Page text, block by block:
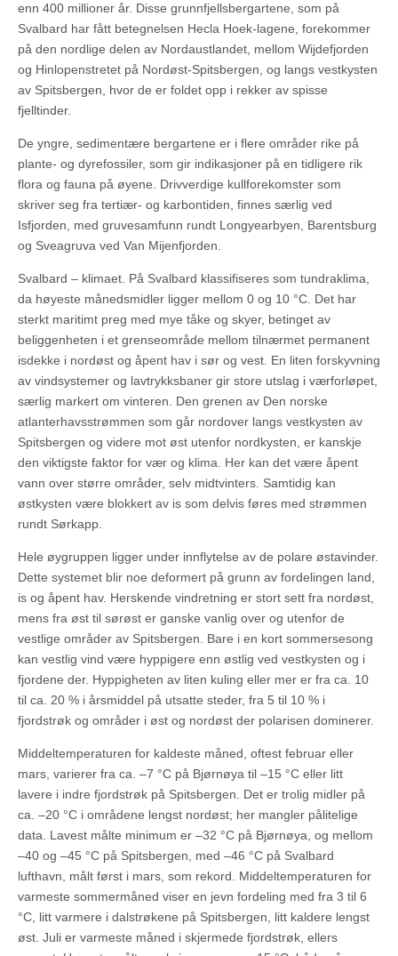
enn 400 millioner år. Disse grunnfjellsbergartene, som på
Svalbard har fått betegnelsen Hecla Hoek-lagene, forekommer
på den nordlige delen av Nordaustlandet, mellom Wijdefjorden
og Hinlopenstretet på Nordøst-Spitsbergen, og langs vestkysten
av Spitsbergen, hvor de er foldet opp i rekker av spisse
fjelltinder.
De yngre, sedimentære bergartene er i flere områder rike på
plante- og dyrefossiler, som gir indikasjoner på en tidligere rik
flora og fauna på øyene. Drivverdige kullforekomster som
skriver seg fra tertiær- og karbontiden, finnes særlig ved
Isfjorden, med gruvesamfunn rundt Longyearbyen, Barentsburg
og Sveagruva ved Van Mijenfjorden.
Svalbard – klimaet. På Svalbard klassifiseres som tundraklima,
da høyeste månedsmidler ligger mellom 0 og 10 °C. Det har
sterkt maritimt preg med mye tåke og skyer, betinget av
beliggenheten i et grenseområde mellom tilnærmet permanent
isdekke i nordøst og åpent hav i sør og vest. En liten forskyvning
av vindsystemer og lavtrykksbaner gir store utslag i værforløpet,
særlig markert om vinteren. Den grenen av Den norske
atlanterhavsstrømmen som går nordover langs vestkysten av
Spitsbergen og videre mot øst utenfor nordkysten, er kanskje
den viktigste faktor for vær og klima. Her kan det være åpent
vann over større områder, selv midtvinters. Samtidig kan
østkysten være blokkert av is som delvis føres med strømmen
rundt Sørkapp.
Hele øygruppen ligger under innflytelse av de polare østavinder.
Dette systemet blir noe deformert på grunn av fordelingen land,
is og åpent hav. Herskende vindretning er stort sett fra nordøst,
mens fra øst til sørøst er ganske vanlig over og utenfor de
vestlige områder av Spitsbergen. Bare i en kort sommersesong
kan vestlig vind være hyppigere enn østlig ved vestkysten og i
fjordene der. Hyppigheten av liten kuling eller mer er fra ca. 10
til ca. 20 % i årsmiddel på utsatte steder, fra 5 til 10 % i
fjordstrøk og områder i øst og nordøst der polarisen dominerer.
Middeltemperaturen for kaldeste måned, oftest februar eller
mars, varierer fra ca. –7 °C på Bjørnøya til –15 °C eller litt
lavere i indre fjordstrøk på Spitsbergen. Det er trolig midler på
ca. –20 °C i områdene lengst nordøst; her mangler pålitelige
data. Lavest målte minimum er –32 °C på Bjørnøya, og mellom
–40 og –45 °C på Spitsbergen, med –46 °C på Svalbard
lufthavn, målt først i mars, som rekord. Middeltemperaturen for
varmeste sommermåned viser en jevn fordeling med fra 3 til 6
°C, litt varmere i dalstrøkene på Spitsbergen, litt kaldere lengst
øst. Juli er varmeste måned i skjermede fjordstrøk, ellers